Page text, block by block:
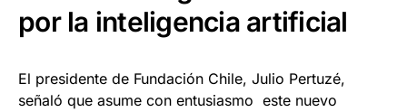
por la inteligencia artificial
El presidente de Fundación Chile, Julio Pertuzé,
señaló que asume con entusiasmo este nuevo